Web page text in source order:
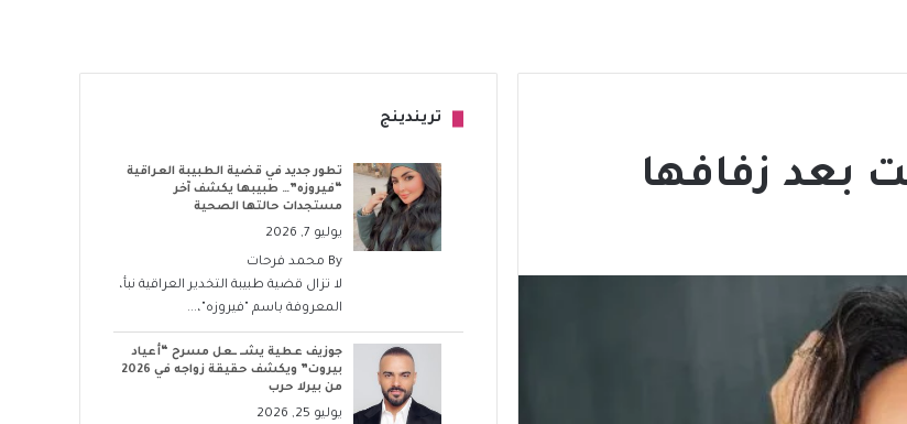
بعد زفافها
تريندينج
تطور جديد في قضية الطبيبة العراقية
“فيروزه”… طبيبها يكشف آخر
مستجدات حالتها الصحية
يوليو 7, 2026
By محمد فرحات
لا تزال قضية طبيبة التخدير العراقية نبأ،
المعروفة باسم "فيروزه"،...
جوزيف عطية يشــ ــعل مسرح “أعياد
بيروت” ويكشف حقيقة زواجه في 2026
من بيرلا حرب
يوليو 25, 2026